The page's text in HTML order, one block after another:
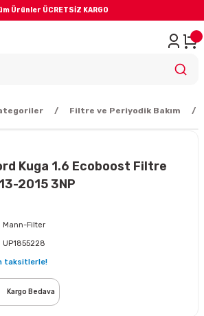
Ürünler ÜCRETSİZ KARGO
Geri Dön
Filtre ve Periyodik Bakım
Kuga 1.6 Ecoboost Filtre
2015 3NP
Mann-Filter
UP1855228
taksitlerle!
Kargo Bedava